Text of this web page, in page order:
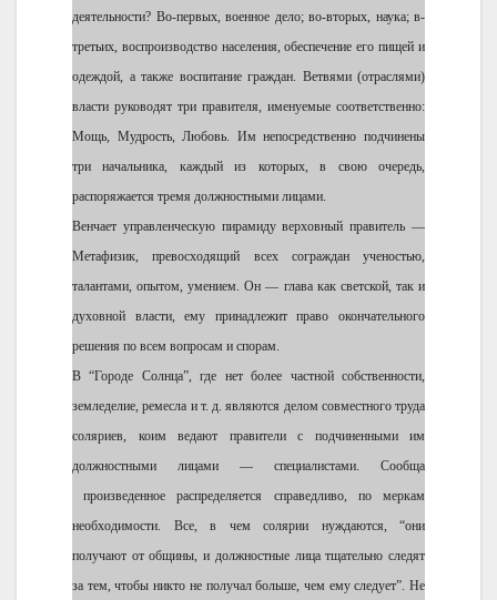
деятельности? Во-первых, военное дело; во-вторых, наука; в-
третьих, воспроизводство населения, обеспечение его пищей и
одеждой, а также воспитание граждан. Ветвями (отраслями)
власти руководят три правителя, именуемые соответственно:
Мощь, Мудрость, Любовь. Им непосредственно подчинены
три начальника, каждый из которых, в свою очередь,
распоряжается тремя должностными лицами.
Венчает управленческую пирамиду верховный правитель —
Метафизик, превосходящий всех сограждан ученостью,
талантами, опытом, умением. Он — глава как светской, так и
духовной власти, ему принадлежит право окончательного
решения по всем вопросам и спорам.
В “Городе Солнца”, где нет более частной собственности,
земледелие, ремесла и т. д. являются делом совместного труда
соляриев, коим ведают правители с подчиненными им
должностными лицами — специалистами. Сообща
произведенное распределяется справедливо, по меркам
необходимости. Все, в чем солярии нуждаются, “они
получают от общины, и должностные лица тщательно следят
за тем, чтобы никто не получал больше, чем ему следует”. Не